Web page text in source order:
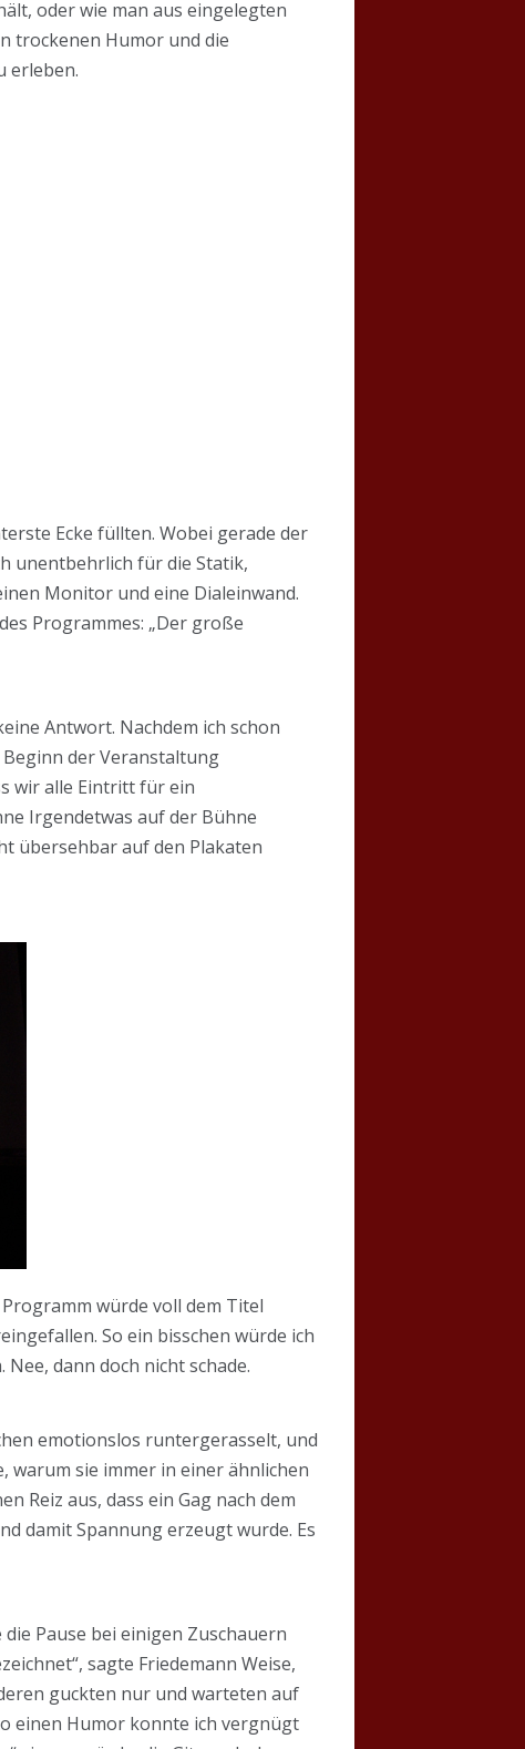
oder wie man aus eingelegten
trockenen Humor und die
erleben.
Ecke füllten. Wobei gerade der
unentbehrlich für die Statik,
Monitor und eine Dialeinwand.
Programmes: „Der große
Antwort. Nachdem ich schon
der Veranstaltung
wir alle Eintritt für ein
Irgendetwas auf der Bühne
übersehbar auf den Plakaten
würde voll dem Titel
So ein bisschen würde ich
dann doch nicht schade.
emotionslos runtergerasselt, und
warum sie immer in einer ähnlichen
Reiz aus, dass ein Gag nach dem
damit Spannung erzeugt wurde. Es
Pause bei einigen Zuschauern
sagte Friedemann Weise,
guckten nur und warteten auf
einen Humor konnte ich vergnügt